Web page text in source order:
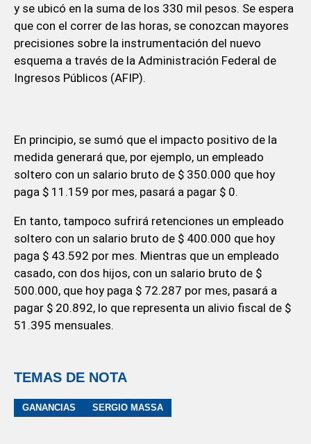
y se ubicó en la suma de los 330 mil pesos. Se espera
que con el correr de las horas, se conozcan mayores
precisiones sobre la instrumentación del nuevo
esquema a través de la Administración Federal de
Ingresos Públicos (AFIP).
En principio, se sumó que el impacto positivo de la
medida generará que, por ejemplo, un empleado
soltero con un salario bruto de $ 350.000 que hoy
paga $ 11.159 por mes, pasará a pagar $ 0.
En tanto, tampoco sufrirá retenciones un empleado
soltero con un salario bruto de $ 400.000 que hoy
paga $ 43.592 por mes. Mientras que un empleado
casado, con dos hijos, con un salario bruto de $
500.000, que hoy paga $ 72.287 por mes, pasará a
pagar $ 20.892, lo que representa un alivio fiscal de $
51.395 mensuales.
TEMAS DE NOTA
GANANCIAS SERGIO MASSA